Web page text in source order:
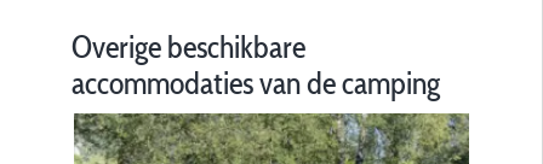
Overige beschikbare
accommodaties van de camping